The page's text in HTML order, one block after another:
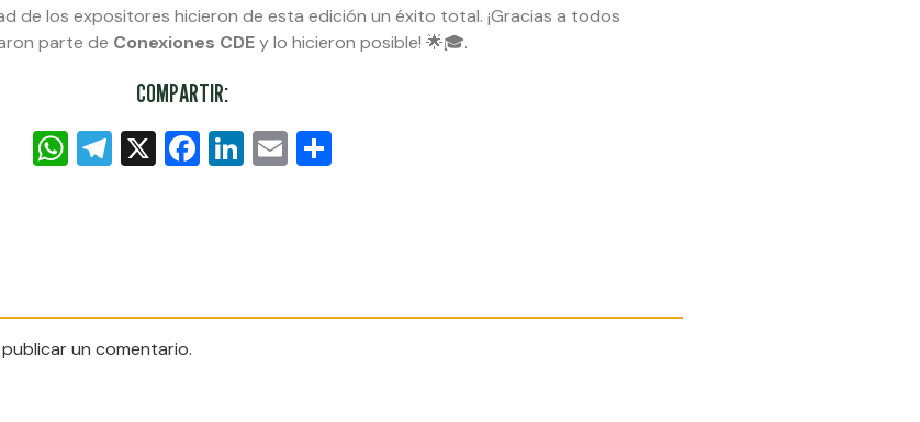
de los expositores hicieron de esta edición un éxito total. ¡Gracias a todos
parte de Conexiones CDEy lo hicieron posible! 🌟🎓.
COMPARTIR:
WhatsApp
Telegram
X Facebook
LinkedIn
Email
un comentario.